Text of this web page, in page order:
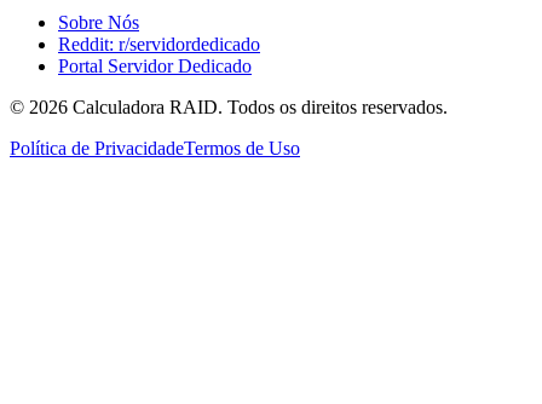
Sobre Nós
Reddit: r/servidordedicado
Portal Servidor Dedicado
© 2026 Calculadora RAID. Todos os direitos reservados.
Política de PrivacidadeTermos de Uso